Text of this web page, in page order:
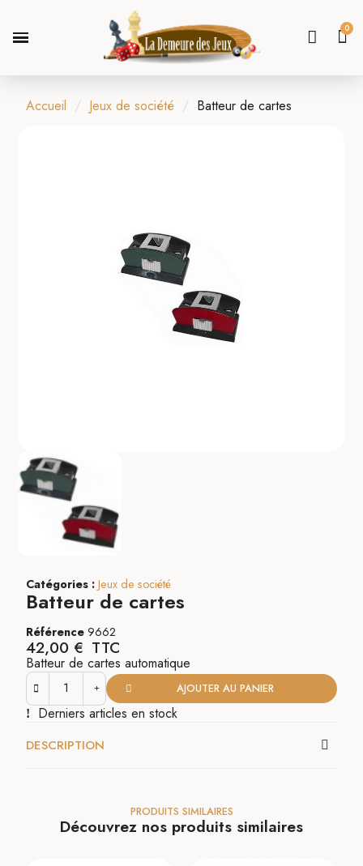
Accueil Jeux de société Batteur de cartes
Catégories : Jeux de société
Batteur de cartes
Référence 9662
42,00 € TTC
Batteur de cartes automatique
AJOUTER AU PANIER
Derniers articles en stock
DESCRIPTION
PRODUITS SIMILAIRES
Découvrez nos produits similaires